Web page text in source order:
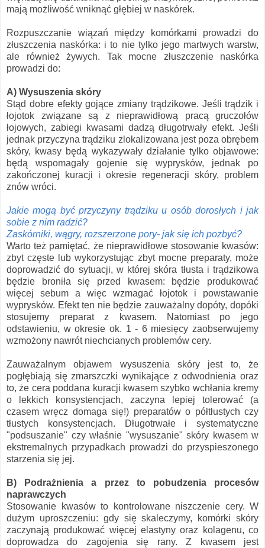
mają możliwość wniknąć głębiej w naskórek.
Rozpuszczanie wiązań między komórkami prowadzi do
złuszczenia naskórka: i to nie tylko jego martwych warstw,
ale również żywych. Tak mocne złuszczenie naskórka
prowadzi do:
A) Wysuszenia skóry
Stąd dobre efekty gojące zmiany trądzikowe. Jeśli trądzik i
łojotok związane są z nieprawidłową pracą gruczołów
łojowych, zabiegi kwasami dadzą długotrwały efekt. Jeśli
jednak przyczyna trądziku zlokalizowana jest poza obrębem
skóry, kwasy będą wykazywały działanie tylko objawowe:
będą wspomagały gojenie się wyprysków, jednak po
zakończonej kuracji i okresie regeneracji skóry, problem
znów wróci.
Jakie mogą być przyczyny trądziku u osób dorosłych i jak
sobie z nim radzić?
Zaskórniki, wągry, rozszerzone pory- jak się ich pozbyć?
Warto też pamiętać, że nieprawidłowe stosowanie kwasów:
zbyt częste lub wykorzystując zbyt mocne preparaty, może
doprowadzić do sytuacji, w której skóra tłusta i trądzikowa
będzie broniła się przed kwasem: będzie produkować
więcej sebum a więc wzmagać łojotok i powstawanie
wyprysków. Efekt ten nie będzie zauważalny dopóty, dopóki
stosujemy preparat z kwasem. Natomiast po jego
odstawieniu, w okresie ok. 1 - 6 miesięcy zaobserwujemy
wzmożony nawrót niechcianych problemów cery.
Zauważalnym objawem wysuszenia skóry jest to, że
pogłębiają się zmarszczki wynikające z odwodnienia oraz
to, że cera poddana kuracji kwasem szybko wchłania kremy
o lekkich konsystencjach, zaczyna lepiej tolerować (a
czasem wręcz domaga się!) preparatów o półtłustych czy
tłustych konsystencjach. Długotrwałe i systematyczne
"podsuszanie" czy właśnie "wysuszanie" skóry kwasem w
ekstremalnych przypadkach prowadzi do przyspieszonego
starzenia się jej.
B) Podrażnienia a przez to pobudzenia procesów
naprawczych
Stosowanie kwasów to kontrolowane niszczenie cery. W
dużym uproszczeniu: gdy się skaleczymy, komórki skóry
zaczynają produkować więcej elastyny oraz kolagenu, co
doprowadza do zagojenia się rany. Z kwasem jest